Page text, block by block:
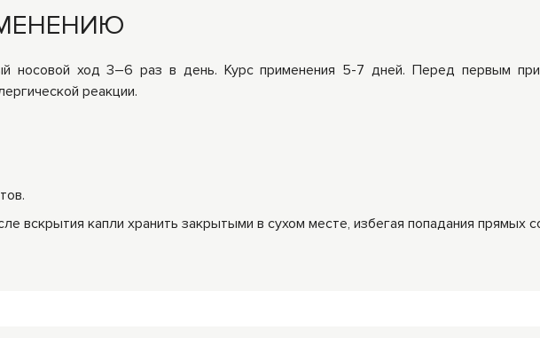
носовой ход 3–6 раз в день. Курс применения 5-7 дней. Перед первым
реакции.
вскрытия капли хранить закрытыми в сухом месте, избегая попадания прямых